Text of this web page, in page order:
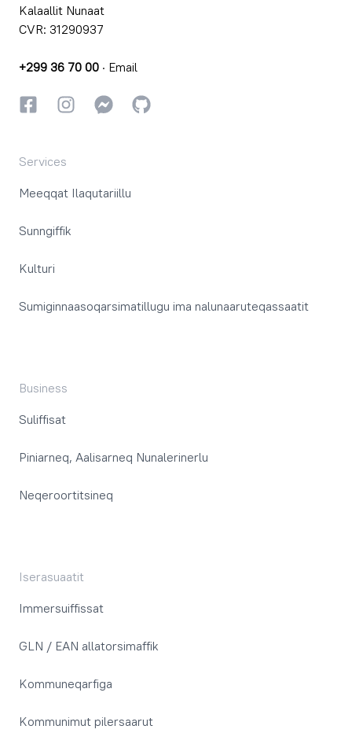
Kalaallit Nunaat
CVR: 31290937
+299 36 70 00 · Email
FacebookkiInstagrammiInstagrammi
GitHub
Services
Meeqqat Ilaqutariillu
Sunngiffik
Kulturi
Sumiginnaasoqarsimatillugu ima nalunaaruteqassaatit
Business
Suliffisat
Piniarneq, Aalisarneq Nunalerinerlu
Neqeroortitsineq
Iserasuaatit
Immersuiffissat
GLN / EAN allatorsimaffik
Kommuneqarfiga
Kommunimut pilersaarut